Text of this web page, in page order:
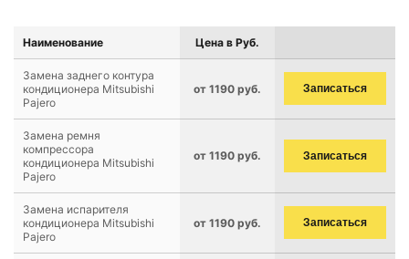
Наименование Цена в Руб.
Замена заднего контура
кондиционера Mitsubishi
Pajero
от 1190 руб. Записаться
Замена ремня
компрессора
кондиционера Mitsubishi
Pajero
от 1190 руб. Записаться
Замена испарителя
кондиционера Mitsubishi
Pajero
от 1190 руб. Записаться